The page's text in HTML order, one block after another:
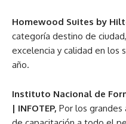
Homewood Suites by
categoría destino de
excelencia y calidad en los
año.
Instituto Nacional de
| INFOTEP, Por los